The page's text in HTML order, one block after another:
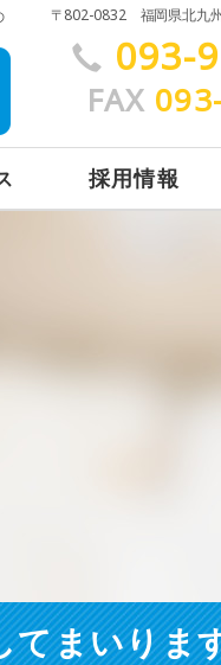
〒802-0832 福岡県北九
093-
FAX
採用情報
てまいりま